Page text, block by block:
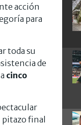
acción
para
toda su
de
cinco
pitazo final